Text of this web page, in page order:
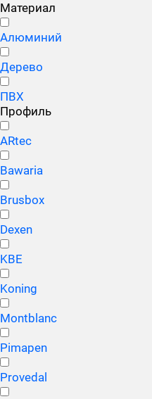
Материал
Алюминий
Дерево
ПВХ
Профиль
ARtec
Bawaria
Brusbox
Dexen
KBE
Koning
Montblanc
Pimapen
Provedal